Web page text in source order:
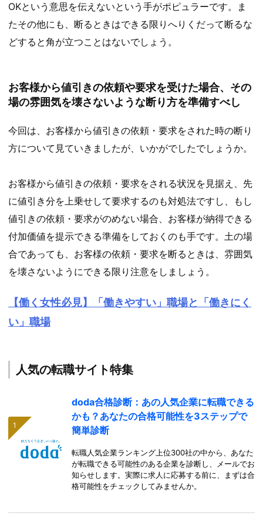
OKという意思を伝えないという手がポピュラーです。ま
たその他にも、断るときはできる限りへりくだって断るな
どすると角が立つことはないでしょう。
お客様から値引きの依頼や要求を受けた場合、その
場の雰囲気を壊さないような断り方を準備すべし
今回は、お客様から値引きの依頼・要求をされた時の断り
方について見ていきましたが、いかがでしたでしょうか。
お客様から値引きの依頼・要求をされる状況を見据え、先
に値引き分を上乗せして要求するのも対処法ですし、もし
値引きの依頼・要求がのめない場合、お客様が納得できる
付加価値を提示できる準備をしておくのも手です。土の場
合であっても、お客様の依頼・要求を断るときは、雰囲気
を壊さないようにできる限り注意をしましょう。
【働く女性必見】「働きやすい」職場と「働きにく
い」職場
人気の転職サイト特集
doda合格診断：あの人気企業に転職できる
かも？あなたの合格可能性を3ステップで
簡単診断
転職人気企業ランキング上位300社の中から、あなた
が転職できる可能性のある企業を診断し、メールでお
知らせします。実際に求人に応募する前に、まずは合
格可能性をチェックしてみませんか。